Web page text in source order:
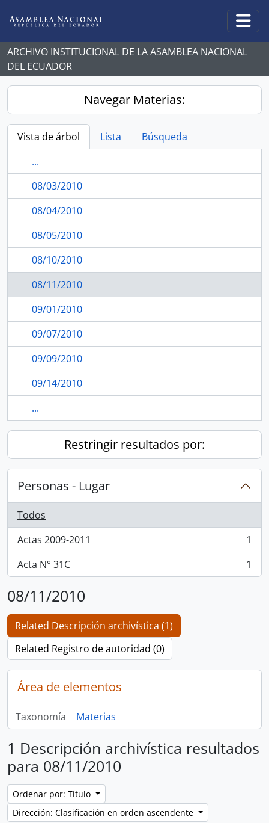
ARCHIVO INSTITUCIONAL DE LA ASAMBLEA NACIONAL
DEL ECUADOR
Navegar Materias:
Vista de árbol Lista
Búsqueda
...
08/03/2010
08/04/2010
08/05/2010
08/10/2010
08/11/2010
09/01/2010
09/07/2010
09/09/2010
09/14/2010
...
Restringir resultados por:
Personas - Lugar
Todos
Actas 2009-2011
, 1 resultados
1
Acta N° 31C
, 1 resultados 1
08/11/2010
Related Descripción archivística (1)
Related Registro de autoridad (0)
Área de elementos
Taxonomía Materias
1 Descripción archivística resultados
para 08/11/2010
Ordenar por: Título
Dirección: Clasificación en orden ascendente